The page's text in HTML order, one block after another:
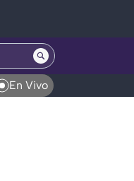
En Vivo